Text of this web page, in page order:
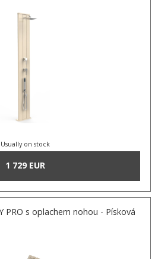
Usually on stock
1 729 EUR
PRO s oplachem nohou - Písková